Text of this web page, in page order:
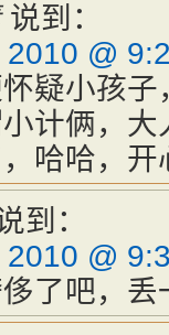
说到：
@
疑小孩
计俩，
哈哈，开
到：
@
了吧，